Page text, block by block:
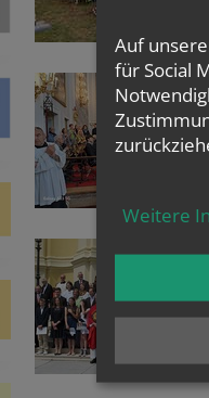
Auf
für Social
Weitere